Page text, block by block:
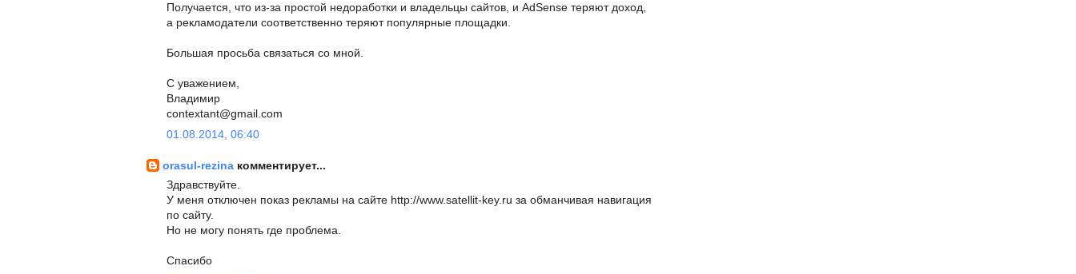
Получается, что из-за простой недоработки и владельцы сайтов, и AdSense теряют доход,
а рекламодатели соответственно теряют популярные площадки.
Большая просьба связаться со мной.
С уважением,
Владимир
contextant@gmail.com
01.08.2014, 06:40
orasul-rezina комментирует...
Здравствуйте.
У меня отключен показ рекламы на сайте http://www.satellit-key.ru за обманчивая навигация
по сайту.
Но не могу понять где проблема.
Спасибо